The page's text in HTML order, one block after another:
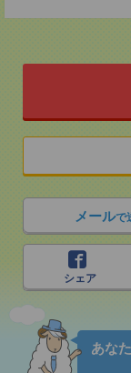
メールで
シェア
あな